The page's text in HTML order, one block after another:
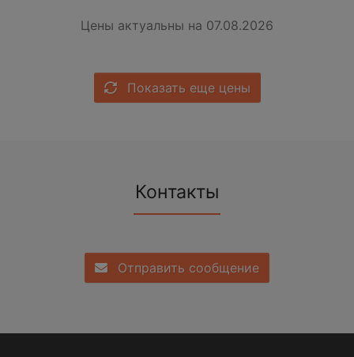
Цены актуальны на 07.08.2026
Показать еще цены
Контакты
Отправить сообщение